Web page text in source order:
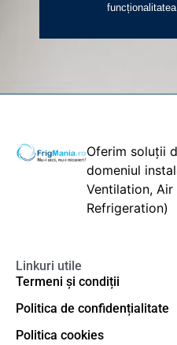
Oferim soluții
domeniul
Ventilation,
Refrigeration)
Linkuri utile
Termeni și condiții
Politica de confidențialitate
Politica cookies